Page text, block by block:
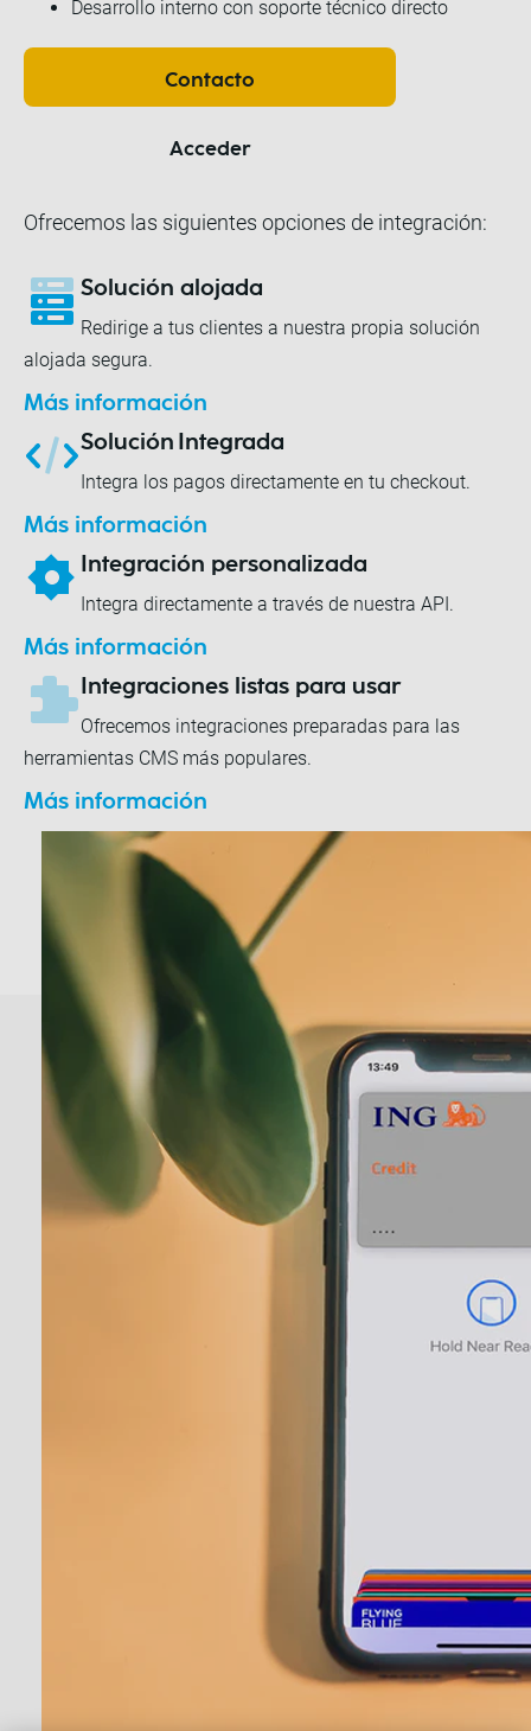
Desarrollo interno con soporte técnico directo
Contacto
Acceder
Ofrecemos las siguientes opciones de integración:
Solución alojada
Redirige a tus clientes a nuestra propia solución
alojada segura.
Más información
Solución Integrada
Integra los pagos directamente en tu checkout.
Más información
Integración personalizada
Integra directamente a través de nuestra API.
Más información
Integraciones listas para usar
Ofrecemos integraciones preparadas para las
herramientas CMS más populares.
Más información